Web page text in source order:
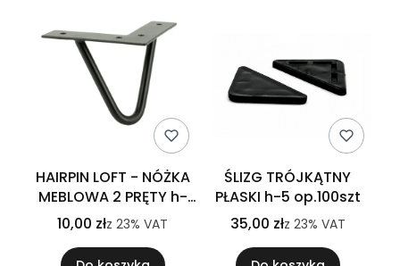
HAIRPIN LOFT - NÓŻKA
MEBLOWA 2 PRĘTY h-
100 MM CZRNA
10,00 złz 23% VAT
ŚLIZG TRÓJKĄTNY
PŁASKI h-5 op.100szt
35,00 złz 23% VAT